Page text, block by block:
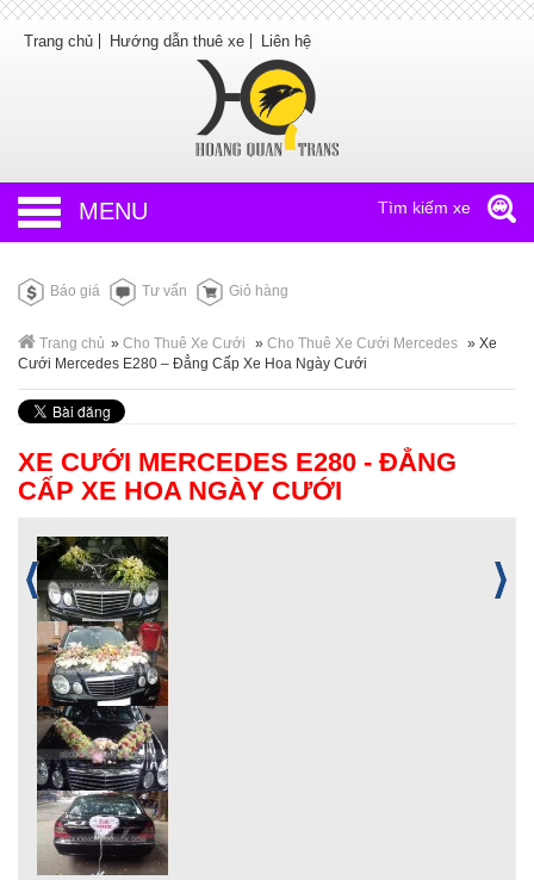
Trang chủ Hướng dẫn thuê xe Liên hệ
MENU Tìm kiếm xe
Báo giá Tư vấn Giỏ hàng
Trang chủ » Cho Thuê Xe Cưới » Cho Thuê Xe Cưới Mercedes » Xe
Cưới Mercedes E280 – Đẳng Cấp Xe Hoa Ngày Cưới
XE CƯỚI MERCEDES E280 - ĐẲNG
CẤP XE HOA NGÀY CƯỚI